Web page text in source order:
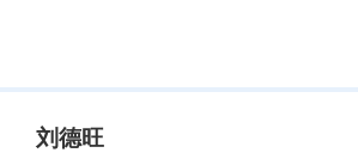
刘德旺